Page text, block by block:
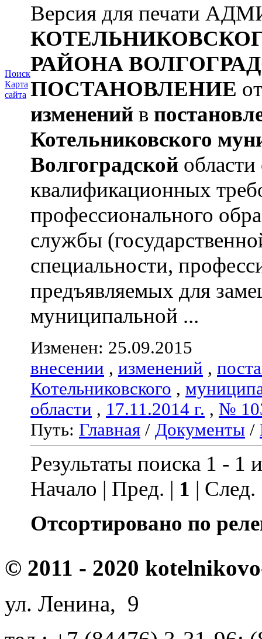
Поиск
Карта
сайта
Версия для печати
РАЙОНА
ПОСТАНОВЛЕНИЕ
изменений в
Котельниковского
Волгоградской
квалификационных
профессионального
службы
специальности,
предъявляемых для
муниципальной ...
Изменен: 25.09.2015
внесении , изменений ,
Котельниковского ,
области , 17.11.2014 г. , №
Путь: Главная / Документы /
Результаты поиска 1 - 1
Начало | Пред. | 1 |
Отсортировано по
© 2011 - 2020
ул. Ленина, 9